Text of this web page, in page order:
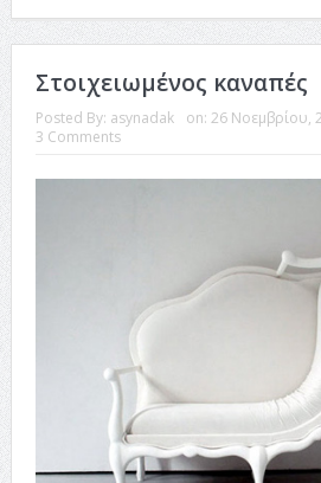
Στοιχειωμένος καναπές
Posted By: asynadak on: 26 Νοεμβρίου,
3 Comments